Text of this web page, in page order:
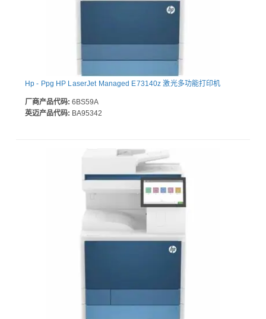
Hp - Ppg HP LaserJet Managed E73140z 激光多功能打印机
厂商产品代码: 6BS59A
英迈产品代码: BA95342